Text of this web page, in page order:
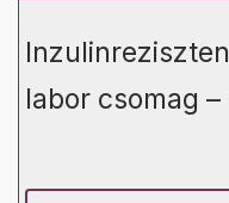
labor csomag –